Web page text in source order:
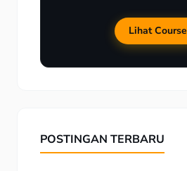
Lihat Course
POSTINGAN TERBARU